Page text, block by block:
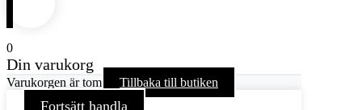
0
Din varukorg
Varukorgen är tom Tillbaka till butiken
Fortsätt handla